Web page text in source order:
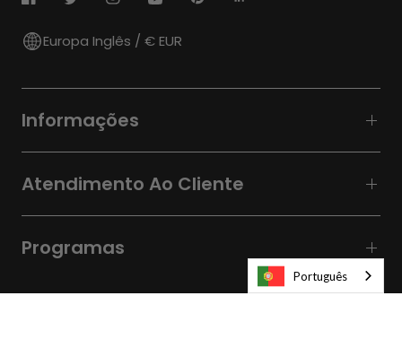
Europa Inglês / € EUR
Informações
Atendimento Ao Cliente
Programas
Português